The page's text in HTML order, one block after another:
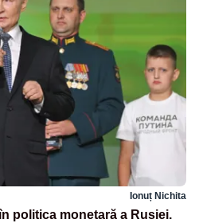
Ionuț Nichita
politica monetară a Rusiei.